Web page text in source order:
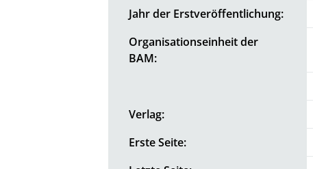
Jahr der Erstveröffentlichung:
Organisationseinheit der
BAM:
Verlag:
Erste Seite: